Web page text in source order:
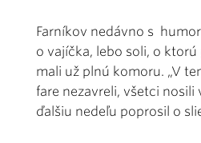
Farníkov nedávno s
o vajíčka, lebo soli, o
mali už plnú komoru. „V
fare nezavreli, všetci nosili
ďalšiu nedeľu poprosil o